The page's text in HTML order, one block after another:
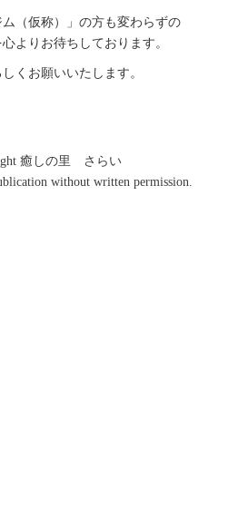
ム（仮称）」の方も変わらずの
よりお待ちしております。
くお願いいたします。
癒しの里 さらい
without written permission.